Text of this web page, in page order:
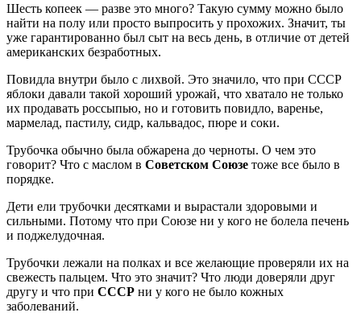
Шесть копеек — разве это много? Такую сумму можно было
найти на полу или просто выпросить у прохожих. Значит, ты
уже гарантированно был сыт на весь день, в отличие от детей
американских безработных.
Повидла внутри было с лихвой. Это значило, что при СССР
яблоки давали такой хороший урожай, что хватало не только
их продавать россыпью, но и готовить повидло, варенье,
мармелад, пастилу, сидр, кальвадос, пюре и соки.
Трубочка обычно была обжарена до черноты. О чем это
говорит? Что с маслом в Советском Союзе тоже все было в
порядке.
Дети ели трубочки десятками и вырастали здоровыми и
сильными. Потому что при Союзе ни у кого не болела печень
и поджелудочная.
Трубочки лежали на полках и все желающие проверяли их на
свежесть пальцем. Что это значит? Что люди доверяли друг
другу и что при СССР ни у кого не было кожных
заболеваний.